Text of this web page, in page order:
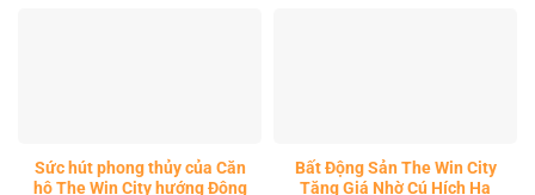
Sức hút phong thủy của Căn
hộ The Win City hướng Đông
Bất Động Sản The Win City
Tăng Giá Nhờ Cú Hích Hạ